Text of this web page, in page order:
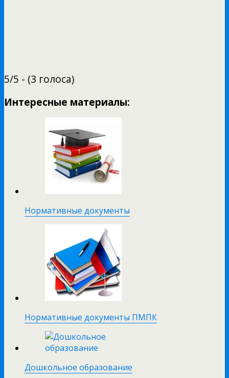
5/5 - (3 голоса)
Интересные материалы:
Нормативные документы
Нормативные документы ПМПК
Дошкольное образование